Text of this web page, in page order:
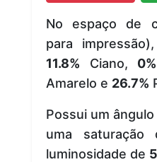
No espaço de
para
11.8% Ciano, 0%
Amarelo e 26.7%
Possui um
uma saturação
luminosidade de